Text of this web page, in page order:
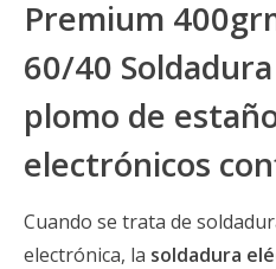
Premium
60/40
plomo de
electrónicos
Cuando se trata de
electrónica, la soldadura